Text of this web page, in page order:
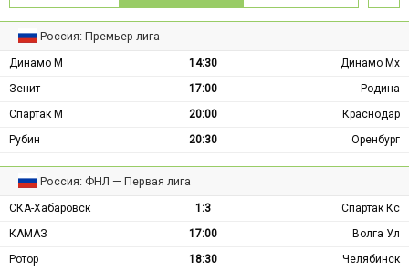
Россия: Премьер-лига
Динамо М 14:30
Динамо Мх
Зенит
17:00
Родина
Спартак М
20:00
Краснодар
Рубин
20:30 Оренбург
Россия: ФНЛ — Первая лига
СКА-Хабаровск 1:3
Спартак Кс
КАМАЗ
17:00
Волга Ул
Ротор
18:30
Челябинск